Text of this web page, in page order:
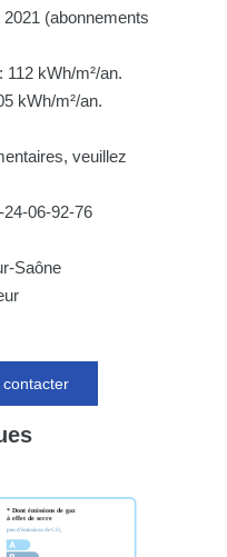
(abonnements
kWh/m²/an.
kWh/m²/an.
veuillez
06-92-76
Saône
contacter